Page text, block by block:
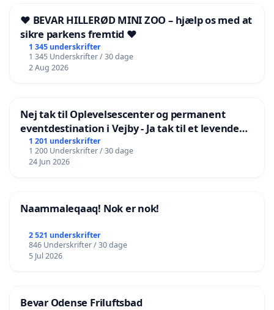
❤️ BEVAR HILLERØD MINI ZOO – hjælp os med at
sikre parkens fremtid ❤️
1 345 underskrifter
1 345 Underskrifter / 30 dage
2 Aug 2026
Nej tak til Oplevelsescenter og permanent
eventdestination i Vejby - Ja tak til et levende
lokalområde i balance
1 201 underskrifter
1 200 Underskrifter / 30 dage
24 Jun 2026
Naammaleqaaq! Nok er nok!
2 521 underskrifter
846 Underskrifter / 30 dage
5 Jul 2026
Bevar Odense Friluftsbad